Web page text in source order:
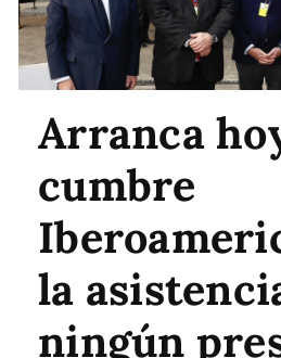
Arranca
cumbre
la
ningún